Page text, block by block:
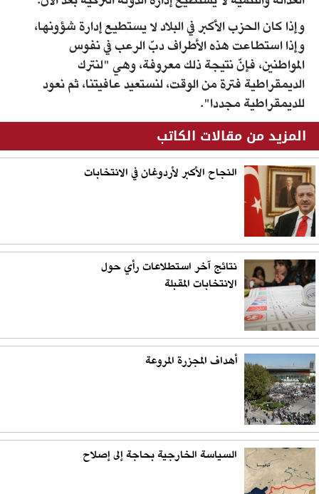
وإذا كان الحزب الأكبر في البلاد لا يستطيع إدارة شؤونها،
وإذا استطاعت هذه الأطراف دبّ الرعب في نفوس
المواطنين، فإنّ نتيجة ذلك معروفة، وهي "لنترك
الديمقراطية فترة من الوقت، لنستعيد عافيتنا، ثم نعود
للديمقراطية مجددا".
المزيد من مقالات الكاتب
النجاح الأكبر لأردوغان في الانتخابات
نتائج آخر استطلاعات رأي حول
الانتخابات المقبلة
أهداف المجزرة المروعة
السياسة الخارجية بحاجة إلى إصلاح